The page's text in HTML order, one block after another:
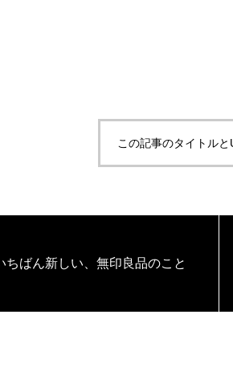
この記事のタイトル
ちばん新しい、無印良品のこと